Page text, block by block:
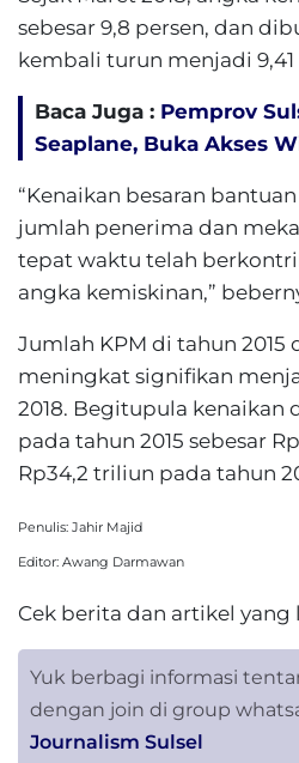
sebesar 9,8 persen, dan
kembali turun menjadi 9,41
Baca Juga : Pemprov
Seaplane, Buka Akses
“Kenaikan besaran
jumlah penerima dan
tepat waktu telah
angka kemiskinan,”
Jumlah KPM di tahun 2015
meningkat signifikan
2018. Begitupula kenaikan
pada tahun 2015 sebesar
Rp34,2 triliun pada tahun
Penulis: Jahir Majid
Editor: Awang Darmawan
Cek berita dan artikel yang
Yuk berbagi informasi
dengan join di group
Journalism Sulsel